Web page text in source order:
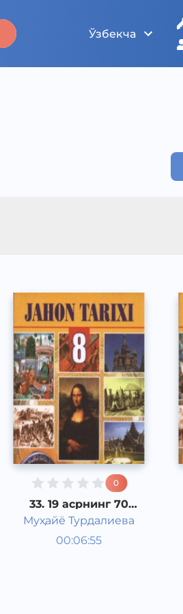
Ўзбекча
0
33. 19 асрнинг 70
йилларигача бўлган
даврда Япония
Муҳайё Турдалиева
00:06:55
Жаҳон тарихи 8